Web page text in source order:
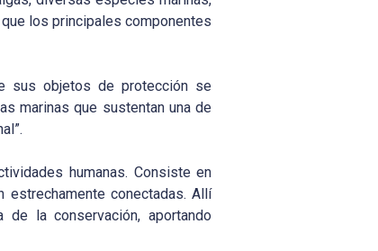
los principales componentes
sus objetos de protección se
marinas que sustentan una de
humanas. Consiste en
conectadas. Allí
la conservación, aportando